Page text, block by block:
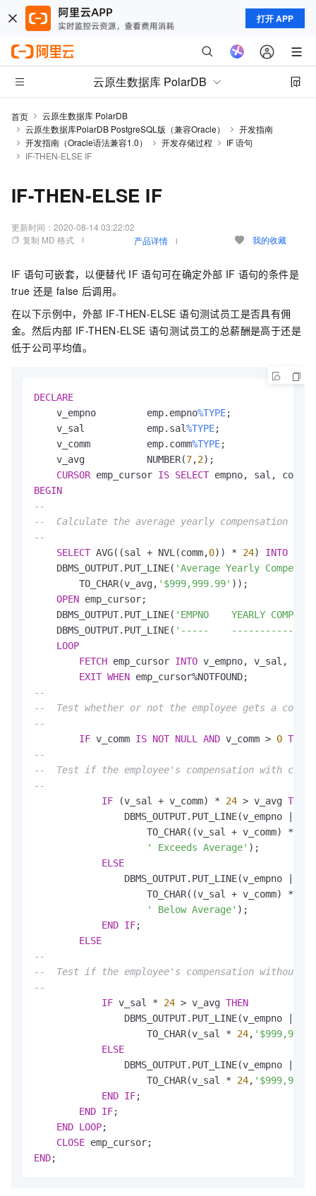
打开 APP
云原生数据库 PolarDB
首页
云原生数据库 PolarDB
云原生数据库PolarDB PostgreSQL版（兼容Oracle）
开发指南
开发指南（Oracle语法兼容1.0）
开发存储过程
IF 语句
IF-THEN-ELSE IF
IF-THEN-ELSE IF
更新时间： 2020-08-14 03:22:02
复制 MD 格式
产品详情 我的收藏
IF 语句可嵌套，以便替代 IF 语句可在确定外部 IF 语句的条件是
true 还是 false 后调用。
在以下示例中，外部 IF-THEN-ELSE 语句测试员工是否具有佣
金。然后内部 IF-THEN-ELSE 语句测试员工的总薪酬是高于还是
低于公司平均值。
DECLARE
    v_empno         emp.empno
%TYPE;
    v_sal           emp.sal
%TYPE;
    v_comm          emp.comm
%TYPE;
    v_avg           NUMBER(
7,2);
CURSOR emp_cursor IS SELECT empno, sal, comm
BEGIN
--
--  Calculate the average yearly compensation in
--
SELECT AVG((sal + NVL(comm,0)) * 24) INTO
    DBMS_OUTPUT.PUT_LINE(
'Average Yearly
        TO_CHAR(v_avg,
'$999,999.99' ));
OPEN emp_cursor;
    DBMS_OUTPUT.PUT_LINE(
'EMPNO    YEARLY COMP'
    DBMS_OUTPUT.PUT_LINE(
'-----    -----------'
LOOP
FETCH emp_cursor INTO v_empno, v_sal,
EXIT WHEN
--
--  Test whether or not the employee gets a
--
IF v_comm IS NOT NULL AND v_comm > 0 THEN
--
--  Test if the employee's compensation with
--
IF (v_sal + v_comm) * 24 > v_avg THEN
                DBMS_OUTPUT.PUT_LINE(v_empno ||
                    TO_CHAR((v_sal + v_comm) *
' Exceeds Average' );
ELSE
                DBMS_OUTPUT.PUT_LINE(v_empno ||
                    TO_CHAR((v_sal + v_comm) *
' Below Average' );
END IF;
ELSE
--
--  Test if the employee's compensation without
--
IF v_sal * 24 > v_avg THEN
                DBMS_OUTPUT.PUT_LINE(v_empno ||
                    TO_CHAR(v_sal *
24,
ELSE
                DBMS_OUTPUT.PUT_LINE(v_empno ||
                    TO_CHAR(v_sal *
24,
END IF;
END IF;
END LOOP;
CLOSE
END;